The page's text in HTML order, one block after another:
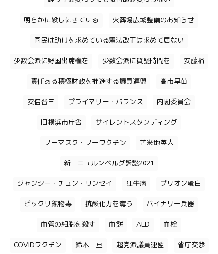
明らかに殺しにきている 火葬場広域整備のお知らせ
国民は助けを求めている憲法改正は求めて居ない
少数会派に野国出席権を 少数会派に質疑時間を 安藤裕
責任ある積極財政を推進する議員連盟 高市早苗
安倍晋三 プライマリー・バランス 内閣委員会
旧横浜市庁舎 サイレントスタンディング
ノーマスク・ノーワクチン 苫米地英人
新・ニュルンベルグ訴訟2021
ジャンシー・チュン・リンゼイ 狂牛病 プリオン蛋白
ビックリ鉱物毒 抗酸化力を奪う バイナリー兵器
血管の細胞を殺す 血餅 AED 血栓
COVIDワクチン 鈴木 亘 超党派議員連盟 省庁交渉